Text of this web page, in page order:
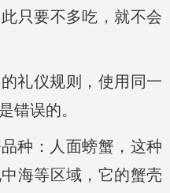
只要不多吃，就不会
礼仪规则，使用同一
错误的。
种：人面螃蟹，这种
海等区域，它的蟹壳